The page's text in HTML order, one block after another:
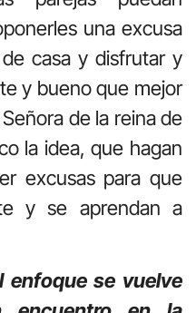
una excusa
casa y disfrutar y
y bueno que mejor
de la reina de
la idea, que hagan
excusas para que
y se aprendan a
enfoque se vuelve